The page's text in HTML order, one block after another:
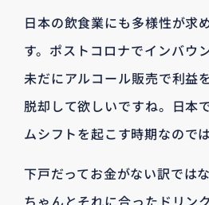
日本の飲食業にも多様性が求
す。ポストコロナでインバウ
未だにアルコール販売で利益
脱却して欲しいですね。日本
ムシフトを起こす時期なので
下戸だってお金がない訳ではな
ちゃんとそれに合ったドリン